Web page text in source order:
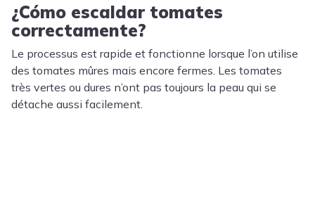
¿Cómo escaldar tomates
correctamente?
Le processus est rapide et fonctionne lorsque l’on utilise
des tomates mûres mais encore fermes. Les tomates
très vertes ou dures n’ont pas toujours la peau qui se
détache aussi facilement.